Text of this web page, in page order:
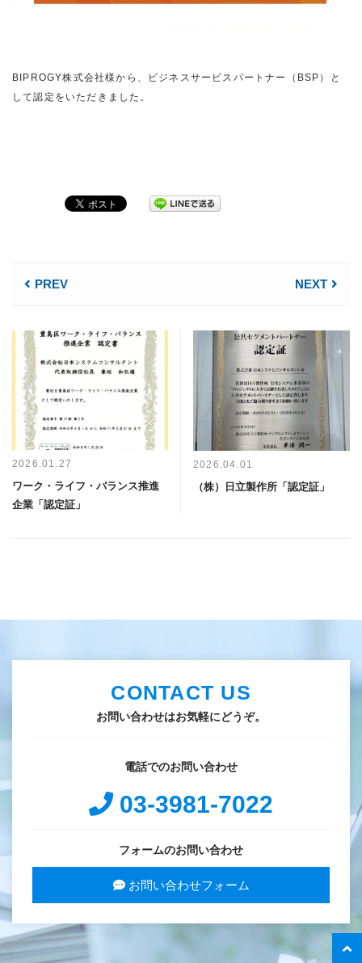
BIPROGY株式会社様から、ビジネスサービスパートナー（BSP）と
して認定をいただきました。
PREV NEXT
2026.01.27
ワーク・ライフ・バランス推進
企業「認定証」
2026.04.01
（株）日立製作所「認定証」
CONTACT US
お問い合わせはお気軽にどうぞ。
電話でのお問い合わせ
03-3981-7022
フォームのお問い合わせ
お問い合わせフォーム